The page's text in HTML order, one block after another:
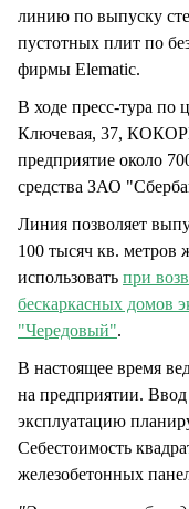
линию по выпуску
пустотных плит по
фирмы Elematic.
В ходе пресс-тура по
Ключевая, 37,
предприятие около
средства ЗАО
Линия позволяет
100 тысяч кв. метров
использовать при
бескаркасных домов
"Чередовый".
В настоящее время
на предприятии.
эксплуатацию
Себестоимость
железобетонных